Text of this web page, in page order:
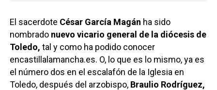
El sacerdote César García Magán ha sido
nombrado nuevo vicario general de la diócesis de
Toledo, tal y como ha podido conocer
encastillalamancha.es. O, lo que es lo mismo, ya es
el número dos en el escalafón de la Iglesia en
Toledo, después del arzobispo, Braulio Rodríguez,